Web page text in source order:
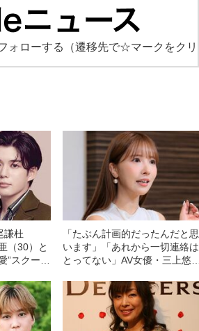
ォローする
（遷移先で☆マークをクリ
謙杜
（30）と
”スクープ
「たぶん計画的だったんだと思
います」「あれから一切連絡は
とってない」AV女優・三上悠亜
キャンダルの裏側